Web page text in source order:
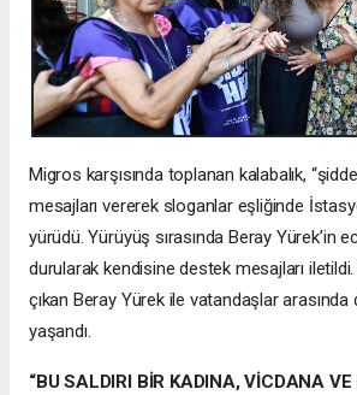
Migros karşısında toplanan kalabalık,
mesajları vererek sloganlar eşliğinde
yürüdü. Yürüyüş sırasında Beray Yürek’in
durularak kendisine destek mesajları
çıkan Beray Yürek ile vatandaşlar
yaşandı.
“BU SALDIRI BİR KADINA, VİCDANA